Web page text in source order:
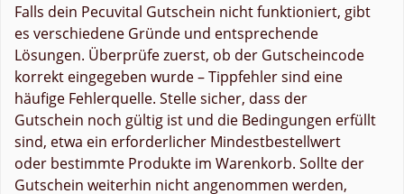
Falls dein Pecuvital Gutschein nicht funktioniert, gibt
es verschiedene Gründe und entsprechende
Lösungen. Überprüfe zuerst, ob der Gutscheincode
korrekt eingegeben wurde – Tippfehler sind eine
häufige Fehlerquelle. Stelle sicher, dass der
Gutschein noch gültig ist und die Bedingungen erfüllt
sind, etwa ein erforderlicher Mindestbestellwert
oder bestimmte Produkte im Warenkorb. Sollte der
Gutschein weiterhin nicht angenommen werden,